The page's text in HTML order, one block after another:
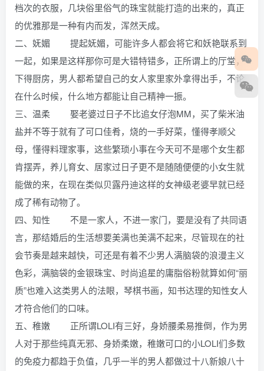
档次的衣服，几块俗里俗气的珠宝就能打造的出来的，真正
的优雅那是一种有内而发，浑然天成。
二、妩媚 提起妩媚，可能许多人都会将它和妖艳联系到
一起，如果是这样那你可是大错特错多，正所谓上的厅堂，
下得厨房，男人都希望自己的女人家里家外拿得出手，不论
在什么时候，什么地方都能让自己精神一振。
三、温柔 娶老婆过日子不比追女仔泡MM，买了柴米油
盐并不等于就有了可口佳肴，烧的一手好菜，懂得孝顺父
母，懂得料理家事，这些繁琐小事在今天可不是哪个女生都
肯摆弄，养儿育女、居家过日子更不是随随便便的小女生就
能做的来，在现在类似贝露丹迪这样的女神级老婆早就已经
成了稀有动物了。
四、知性 不是一家人，不进一家门，要是没有了共同语
言，那结婚后的生活想要美满也美满不起来，尽管现在的社
会节奏是越来越快，可还是有着不少男人满脑袋的浪漫主义
色彩，满脑袋的金银珠宝、时尚追星的庸脂俗粉就算如何“丽
质”也难入这类男人的法眼，琴棋书画，知书达理的知性女人
才符合他们的口味。
五、稚嫩 正所谓LOLI有三好，身娇腰柔易推倒，作为男
人对于那些纯真无邪、身娇柔嫩，稚嫩可口的小LOLI们多数
的免疫力都趋于负值，几乎一半的男人都做过十八新娘八十